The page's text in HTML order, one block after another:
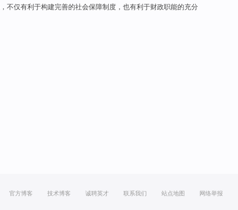
， 不仅有利于构建完善的社会保障制度， 也有利于财政职能的充分
官方博客 技术博客 诚聘英才 联系我们 站点地图 网络举报